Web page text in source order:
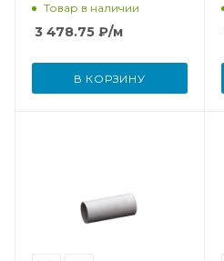
Товар в наличии
3 478.75 ₽/м
В КОРЗИНУ